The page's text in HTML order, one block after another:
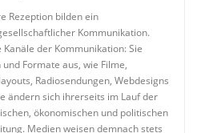
Rezeption bilden ein
Kommunikation.
der Kommunikation: Sie
Formate aus, wie Filme,
Radiosendungen, Webdesigns
ändern sich ihrerseits im Lauf der
ökonomischen und politischen
Medien weisen demnach stets